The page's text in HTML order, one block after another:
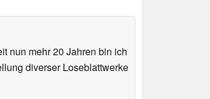
nun mehr 20 Jahren bin ich
diverser Loseblattwerke